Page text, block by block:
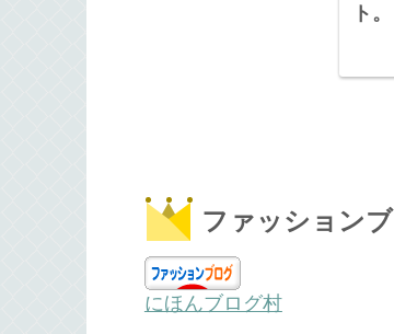
ト。
ファッション
にほんブログ村